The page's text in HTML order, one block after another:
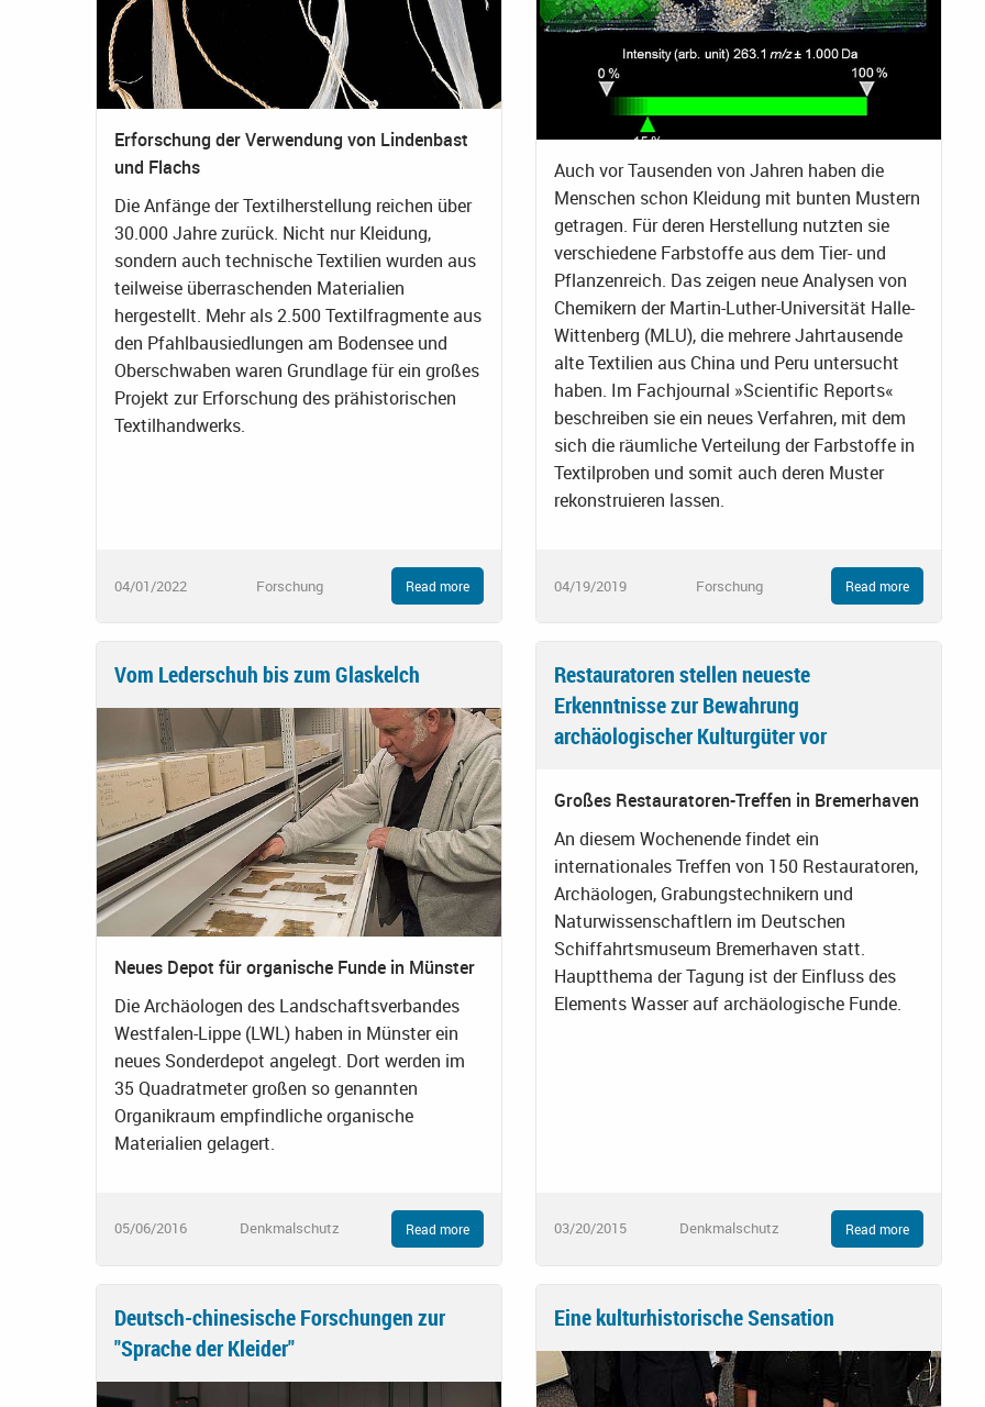
Erforschung der Verwendung von Lindenbast
und Flachs
Die Anfänge der Textilherstellung reichen über
30.000 Jahre zurück. Nicht nur Kleidung,
sondern auch technische Textilien wurden aus
teilweise überraschenden Materialien
hergestellt. Mehr als 2.500 Textilfragmente aus
den Pfahlbausiedlungen am Bodensee und
Oberschwaben waren Grundlage für ein großes
Projekt zur Erforschung des prähistorischen
Textilhandwerks.
04/01/2022 Forschung Read more
Auch vor Tausenden von Jahren haben die
Menschen schon Kleidung mit bunten Mustern
getragen. Für deren Herstellung nutzten sie
verschiedene Farbstoffe aus dem Tier- und
Pflanzenreich. Das zeigen neue Analysen von
Chemikern der Martin-Luther-Universität Halle-
Wittenberg (MLU), die mehrere Jahrtausende
alte Textilien aus China und Peru untersucht
haben. Im Fachjournal »Scientific Reports«
beschreiben sie ein neues Verfahren, mit dem
sich die räumliche Verteilung der Farbstoffe in
Textilproben und somit auch deren Muster
rekonstruieren lassen.
04/19/2019 Forschung Read more
Vom Lederschuh bis zum Glaskelch
Neues Depot für organische Funde in Münster
Die Archäologen des Landschaftsverbandes
Westfalen-Lippe (LWL) haben in Münster ein
neues Sonderdepot angelegt. Dort werden im
35 Quadratmeter großen so genannten
Organikraum empfindliche organische
Materialien gelagert.
05/06/2016 Denkmalschutz Read more
Restauratoren stellen neueste
Erkenntnisse zur Bewahrung
archäologischer Kulturgüter vor
Großes Restauratoren-Treffen in Bremerhaven
An diesem Wochenende findet ein
internationales Treffen von 150 Restauratoren,
Archäologen, Grabungstechnikern und
Naturwissenschaftlern im Deutschen
Schiffahrtsmuseum Bremerhaven statt.
Hauptthema der Tagung ist der Einfluss des
Elements Wasser auf archäologische Funde.
03/20/2015 Denkmalschutz Read more
Deutsch-chinesische Forschungen zur
"Sprache der Kleider"
Eine kulturhistorische Sensation